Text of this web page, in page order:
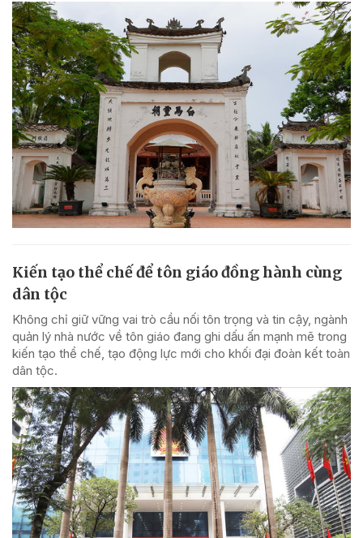
Kiến tạo thể chế để tôn giáo đồng hành cùng
dân tộc
Không chỉ giữ vững vai trò cầu nối tôn trọng và tin cậy, ngành
quản lý nhà nước về tôn giáo đang ghi dấu ấn mạnh mẽ trong
kiến tạo thể chế, tạo động lực mới cho khối đại đoàn kết toàn
dân tộc.